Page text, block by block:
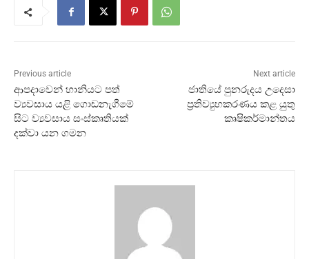
Previous article
ආපදාවෙන් හානියට පත්
ව්‍යවසාය යළි ගොඩනැගීමේ
සිට ව්‍යවසාය සංස්කෘතියක්
දක්වා යන ගමන
Next article
ජාතියේ පුනරුදය උදෙසා
ප්‍රතිව්‍යුහකරණය කළ යුතු
කෘෂිකර්මාන්තය